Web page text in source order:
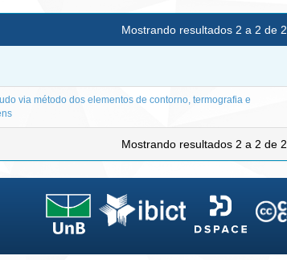
Mostrando resultados 2 a 2 de 2
via método dos elementos de contorno, termografia e
Mostrando resultados 2 a 2 de 2